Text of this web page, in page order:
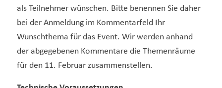
als Teilnehmer wünschen. Bitte benennen Sie daher
bei der Anmeldung im Kommentarfeld Ihr
Wunschthema für das Event. Wir werden anhand
der abgegebenen Kommentare die Themenräume
für den 11. Februar zusammenstellen.